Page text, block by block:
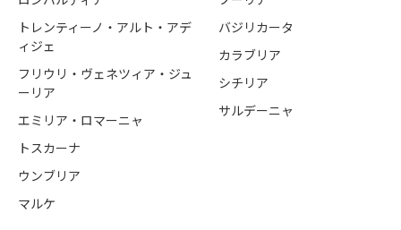
トレンティーノ・アルト・アデ
ィジェ
フリウリ・ヴェネツィア・ジュ
ーリア
エミリア・ロマーニャ
トスカーナ
ウンブリア
マルケ
バジリカータ
カラブリア
シチリア
サルデーニャ